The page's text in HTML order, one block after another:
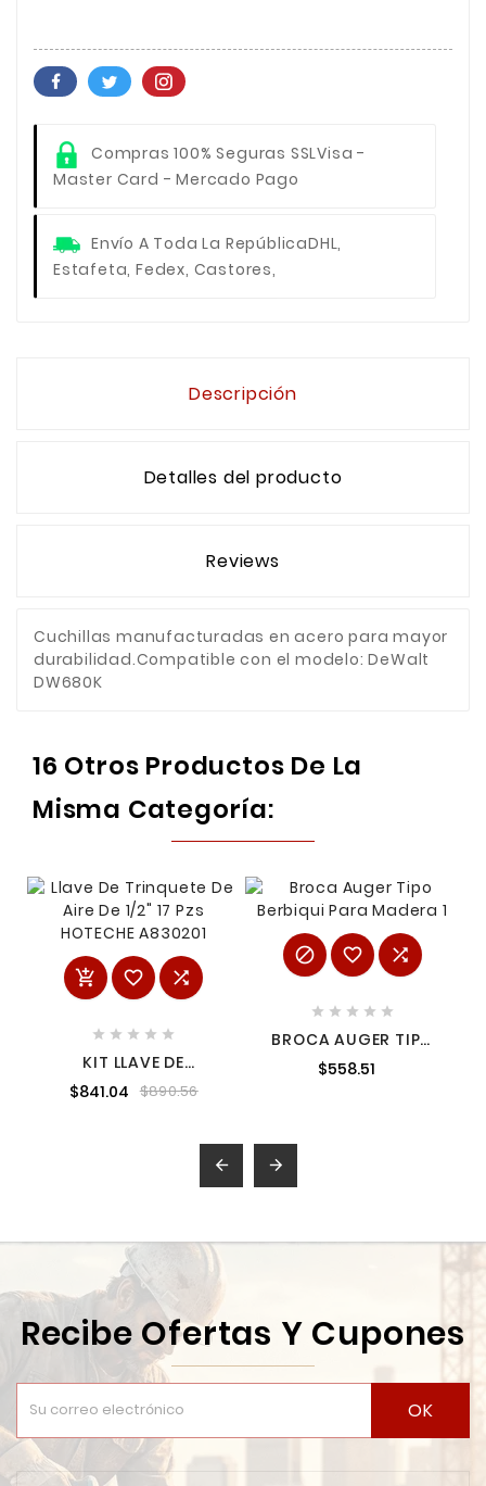
Compras 100% Seguras SSLVisa -
Master Card - Mercado Pago
Envío A Toda La RepúblicaDHL,
Estafeta, Fedex, Castores,
Descripción
Detalles del producto
Reviews
Cuchillas manufacturadas en acero para mayor
durabilidad.Compatible con el modelo: DeWalt
DW680K
16 Otros Productos De La
Misma Categoría:
  
    
KIT LLAVE DE
TRINQUETE DE AIRE DE
1/2" 17 PZS HOTECHE
$841.04 $890.56
  
    
BROCA AUGER TIPO
BERBIQUI PARA
MADERA 1
$558.51
 
Recibe Ofertas Y Cupones
OK